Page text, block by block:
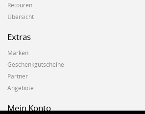
Retouren
Übersicht
Extras
Marken
Geschenkgutscheine
Partner
Angebote
Mein Konto